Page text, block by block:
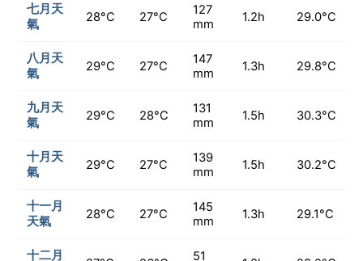
七月天
氣
28°C 27°C
127
mm
1.2h 29.0°C
八月天
氣
29°C 27°C
147
mm
1.3h 29.8°C
九月天
氣
29°C 28°C
131
mm
1.5h 30.3°C
十月天
氣
29°C 27°C
139
mm
1.5h 30.2°C
十一月
天氣
28°C 27°C
145
mm
1.3h 29.1°C
十二月 51